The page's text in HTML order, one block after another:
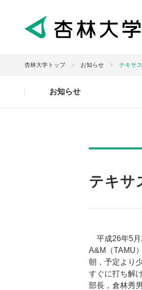
杏林大学トップ お知らせ テキサ
お知らせ
テキサ
平成26年5月
A&M（TAMU
朝，予定より
すぐに打ち解
部長，倉林秀